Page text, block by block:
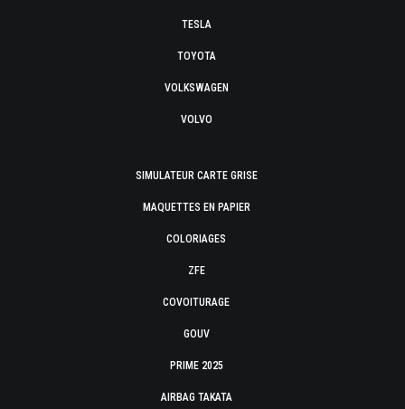
TESLA
TOYOTA
VOLKSWAGEN
VOLVO
SIMULATEUR CARTE GRISE
MAQUETTES EN PAPIER
COLORIAGES
ZFE
COVOITURAGE
GOUV
PRIME 2025
AIRBAG TAKATA